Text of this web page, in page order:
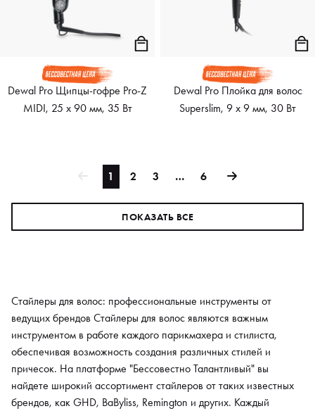
Dewal Pro Щипцы-гофре Pro-Z
MIDI, 25 х 90 мм, 35 Вт
Dewal Pro Плойка для волос
Superslim, 9 х 9 мм, 30 Вт
1 2 3 … 6
ПОКАЗАТЬ ВСЕ
Стайлеры для волос: профессиональные инструменты от
ведущих брендов Стайлеры для волос являются важным
инструментом в работе каждого парикмахера и стилиста,
обеспечивая возможность создания различных стилей и
причесок. На платформе "Бессовестно Талантливый" вы
найдете широкий ассортимент стайлеров от таких известных
брендов, как GHD, BaByliss, Remington и других. Каждый